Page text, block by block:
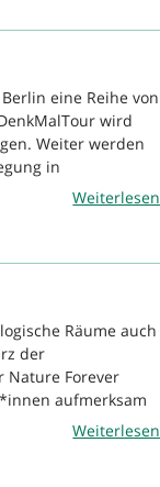
eine Reihe von
wird
Weiter werden
in
Weiterlesen
Räume auch
der
Nature Forever
aufmerksam
Weiterlesen